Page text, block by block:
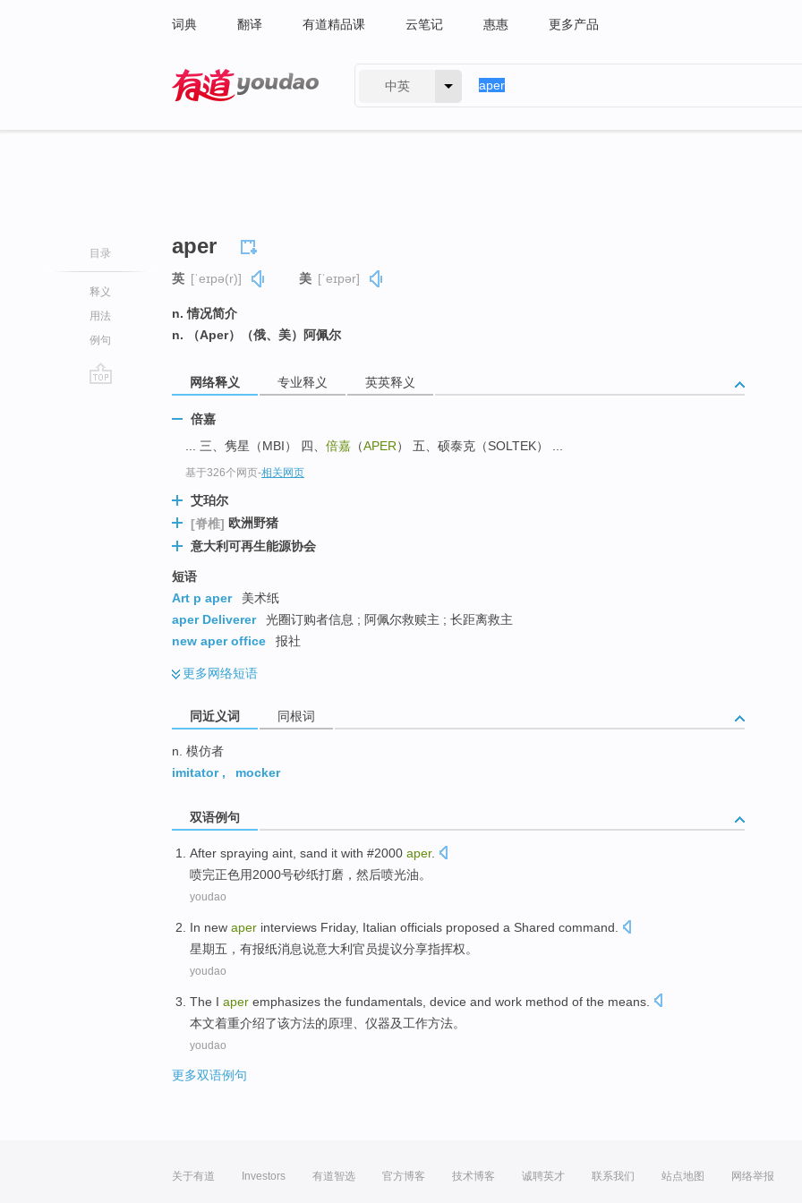
词典 翻译 有道精品课 云笔记 惠惠 更多产品
中英
目录
释义
用法
例句
aper
英 [ˈeɪpə(r)] 美 [ˈeɪpər]
n. 情况简介
n. （Aper）（俄、美）阿佩尔
网络释义 专业释义 英英释义
倍嘉
... 三、隽星（MBI） 四、 倍嘉 （APER） 五、硕泰克（SOLTEK） ...
基于326个网页-相关网页
艾珀尔
[脊椎] 欧洲野猪
意大利可再生能源协会
短语
Art p aper
美术纸
aper Deliverer
光圈订购者信息 ; 阿佩尔救赎主 ; 长距离救主
new aper office
报社
更多网络短语
同近义词 同根词
n. 模仿者
imitator, mocker
双语例句
After spraying aint , sand it with #2000 aper.
喷完正色用2000号砂纸打磨，然后喷光油。
youdao
In new aper interviews Friday, Italian officials proposed a Shared command
星期五 ，有报纸消息说意大利 官员提议分享指挥权。
youdao
The I aper emphasizes the fundamentals, device and work method of the means
本文着重介绍了该方法的原理 仪器及工作方法。
youdao
更多双语例句
关于有道 Investors 有道智选 官方博客 技术博客 诚聘英才 联系我们 站点地图 网络举报